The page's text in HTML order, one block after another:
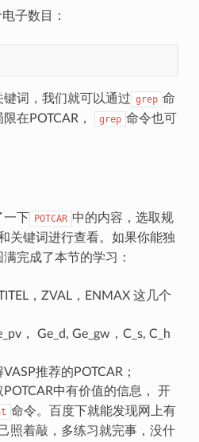
子数目：
词，我们就可以通过 grep 命
在POTCAR，
grep 命令也可
一下 POTCAR 中的内容，选取规
关键词进行查看。如果你能独
完成了本节的学习：
，ZVAL，ENMAX 这几个
， Ge_d, Ge_gw，C_s, C_h
推荐的POTCAR；
中有价值的信息， 开
命令。百度下就能发现网上有
照着敲，多练习就完事，没什